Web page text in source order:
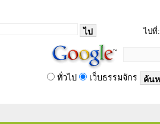
ไปที่:
ทั่วไป เว็บธรรมจักร